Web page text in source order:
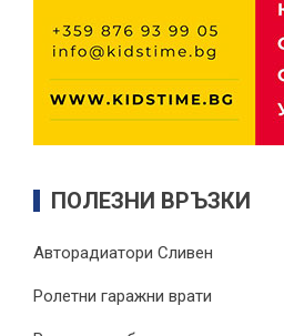
ПОЛЕЗНИ ВРЪЗКИ
Авторадиатори Сливен
Ролетни гаражни врати